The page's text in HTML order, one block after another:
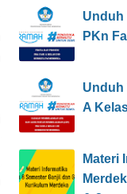
Unduh
PKn
Unduh
A
Materi